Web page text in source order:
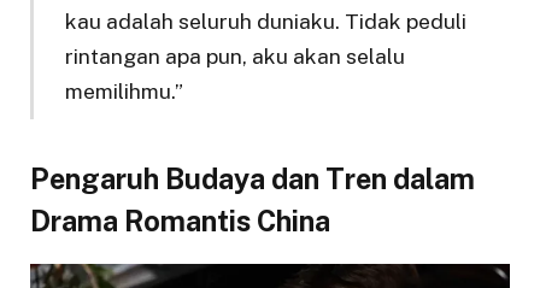
kau adalah seluruh duniaku. Tidak peduli
rintangan apa pun, aku akan selalu
memilihmu.”
Pengaruh Budaya dan Tren dalam
Drama Romantis China